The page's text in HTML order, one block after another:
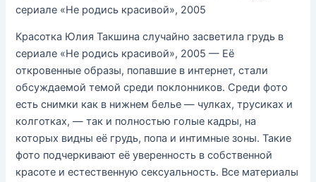
сериале «Не родись красивой», 2005
Красотка Юлия Такшина случайно засветила грудь в
сериале «Не родись красивой», 2005 — Её
откровенные образы, попавшие в интернет, стали
обсуждаемой темой среди поклонников. Среди фото
есть снимки как в нижнем белье — чулках, трусиках и
колготках, — так и полностью голые кадры, на
которых видны её грудь, попа и интимные зоны. Такие
фото подчеркивают её уверенность в собственной
красоте и естественную сексуальность. Все материалы